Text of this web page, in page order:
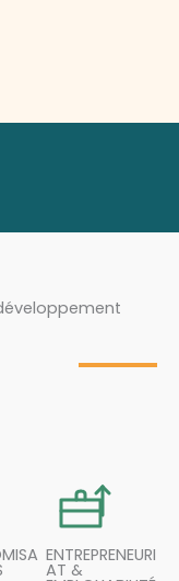
ENTREPRENEURI
AT &